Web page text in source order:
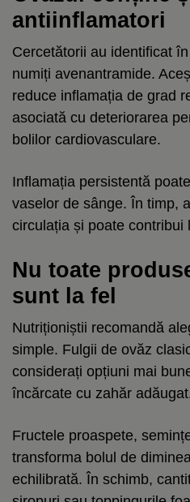
antiinflamatori
Cercetătorii au identificat
numiți avenantramide.
reduce inflamația de grad
asociată cu deteriorarea
bolilor cardiovasculare.
Inflamația persistentă
vaselor de sânge. În timp,
circulația și poate contribui
Nu toate
sunt la fel
Nutriționiștii recomandă
simple. Fulgii de ovăz
considerați opțiuni mai
încărcate cu zahăr
Fructele proaspete,
transforma bolul de
echilibrată. În schimb,